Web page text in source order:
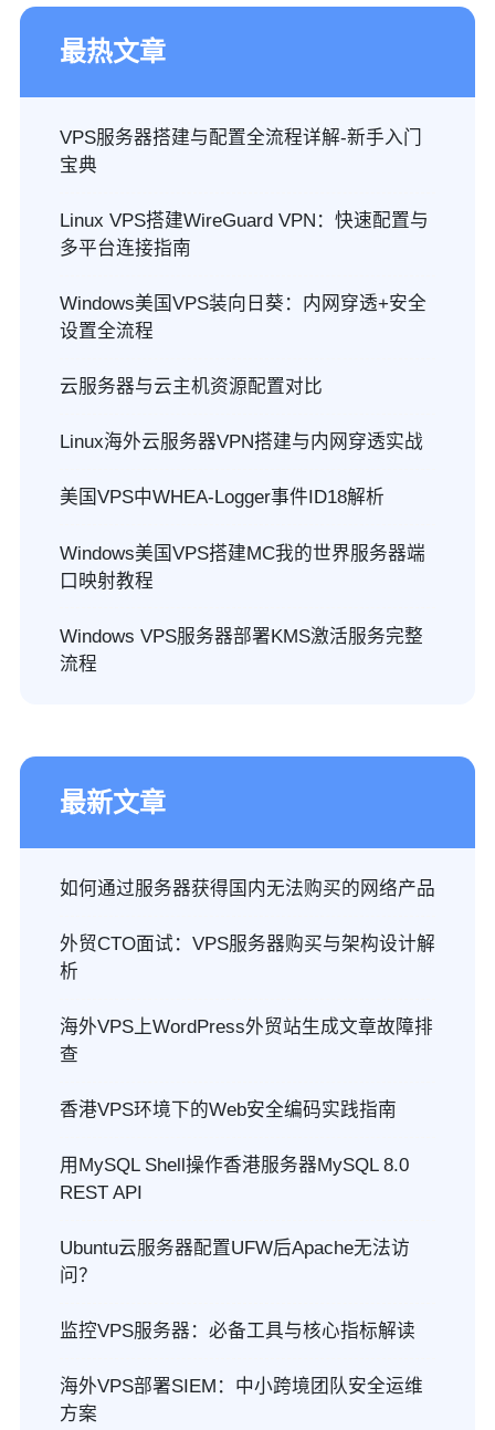
最热文章
VPS服务器搭建与配置全流程详解-新手入门
宝典
Linux VPS搭建WireGuard VPN：快速配置与
多平台连接指南
Windows美国VPS装向日葵：内网穿透+安全
设置全流程
云服务器与云主机资源配置对比
Linux海外云服务器VPN搭建与内网穿透实战
美国VPS中WHEA-Logger事件ID18解析
Windows美国VPS搭建MC我的世界服务器端
口映射教程
Windows VPS服务器部署KMS激活服务完整
流程
最新文章
如何通过服务器获得国内无法购买的网络产品
外贸CTO面试：VPS服务器购买与架构设计解
析
海外VPS上WordPress外贸站生成文章故障排
查
香港VPS环境下的Web安全编码实践指南
用MySQL Shell操作香港服务器MySQL 8.0
REST API
Ubuntu云服务器配置UFW后Apache无法访
问？
监控VPS服务器：必备工具与核心指标解读
海外VPS部署SIEM：中小跨境团队安全运维
方案